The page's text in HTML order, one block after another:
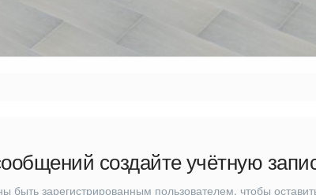
создайте учётную
быть зарегистрированным пользователем, чтобы